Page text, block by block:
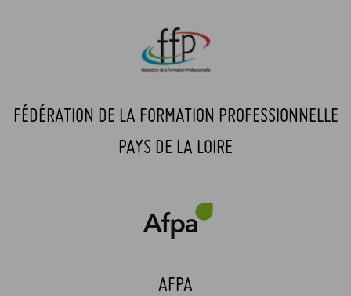
FÉDÉRATION DE LA FORMATION PROFESSIONNELLE
PAYS DE LA LOIRE
AFPA